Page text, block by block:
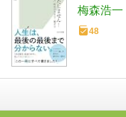
梅森浩一
48